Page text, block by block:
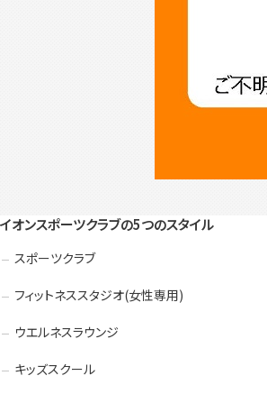
イオンスポーツクラブの5つのスタイル
スポーツクラブ
フィットネススタジオ(女性専用)
ウエルネスラウンジ
キッズスクール